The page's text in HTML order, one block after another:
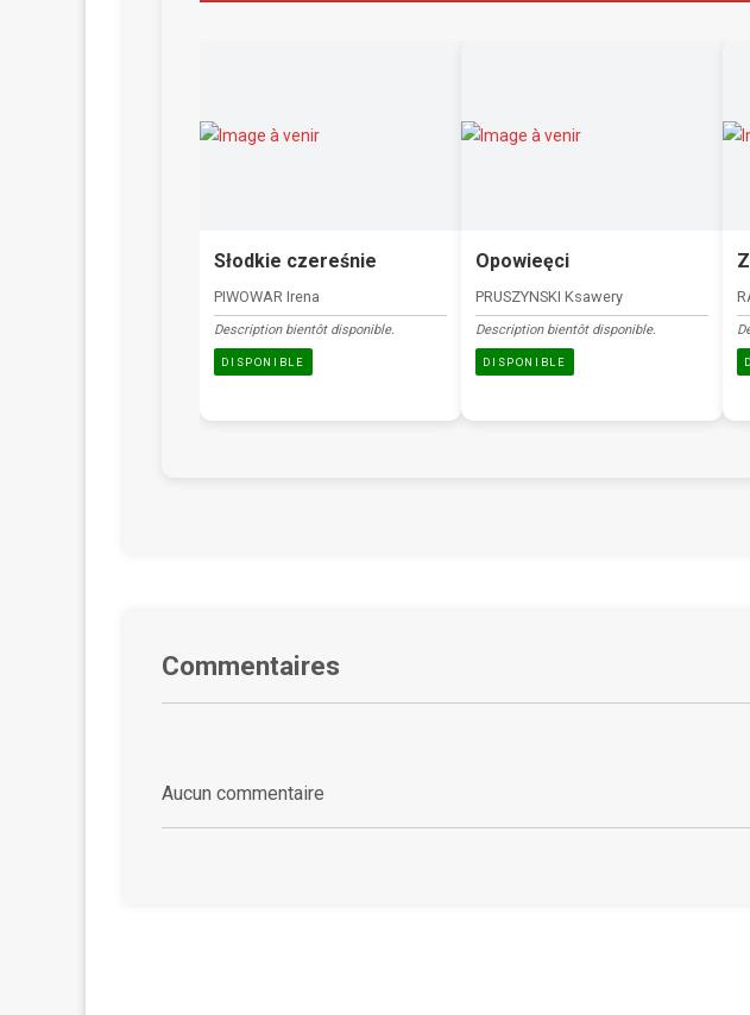
Słodkie czereśnie
PIWOWAR Irena
Description bientôt disponible.
DISPONIBLE
Opowieęci
PRUSZYNSKI Ksawery
Description bientôt disponible.
DISPONIBLE
Commentaires
Aucun commentaire